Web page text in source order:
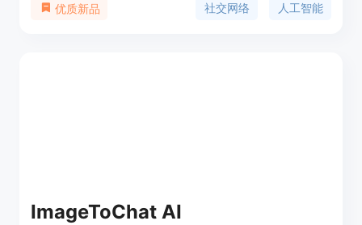
括消息发送、关注和被关注、发表动态和评论等。
优质新品 社交网络 人工智能
ImageToChat AI